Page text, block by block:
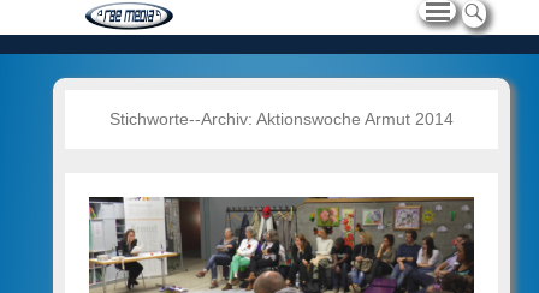
Stichworte--Archiv: Aktionswoche Armut 2014